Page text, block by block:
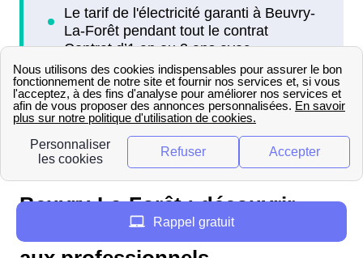
Beuvry-La-Forêt : découvrir
toutes les offres EDF destinées
Rappel gratuit